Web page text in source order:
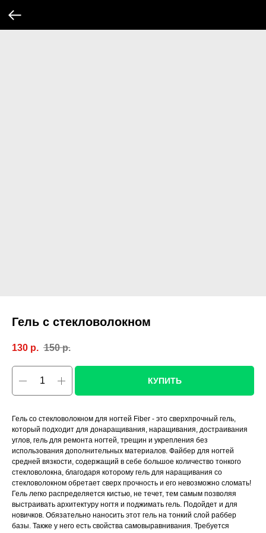
Гель с стекловолокном
130 р. 150 р.
КУПИТЬ
Гель со стекловолокном для ногтей Fiber - это сверхпрочный гель,
который подходит для донаращивания, наращивания, достраивания
углов, гель для ремонта ногтей, трещин и укрепления без
использования дополнительных материалов. Файбер для ногтей
средней вязкости, содержащий в себе большое количество тонкого
стекловолокна, благодаря которому гель для наращивания со
стекловолокном обретает сверх прочность и его невозможно сломать!
Гель легко распределяется кистью, не течет, тем самым позволяя
выстраивать архитектуру ногтя и поджимать гель. Подойдет и для
новичков. Обязательно наносить этот гель на тонкий слой раббер
базы. Также у него есть свойства самовыравнивания. Требуется